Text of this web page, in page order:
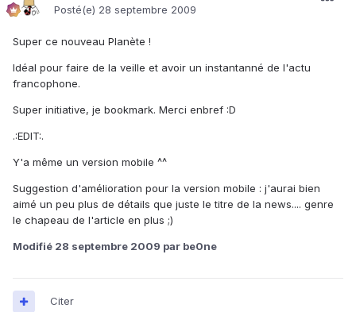
Posté(e) 28 septembre 2009
Super ce nouveau Planète !
Idéal pour faire de la veille et avoir un instantanné de l'actu
francophone.
Super initiative, je bookmark. Merci enbref :D
.:EDIT:.
Y'a même un version mobile ^^
Suggestion d'amélioration pour la version mobile : j'aurai bien
aimé un peu plus de détails que juste le titre de la news.... genre
le chapeau de l'article en plus ;)
Modifié 28 septembre 2009 par be0ne
Citer